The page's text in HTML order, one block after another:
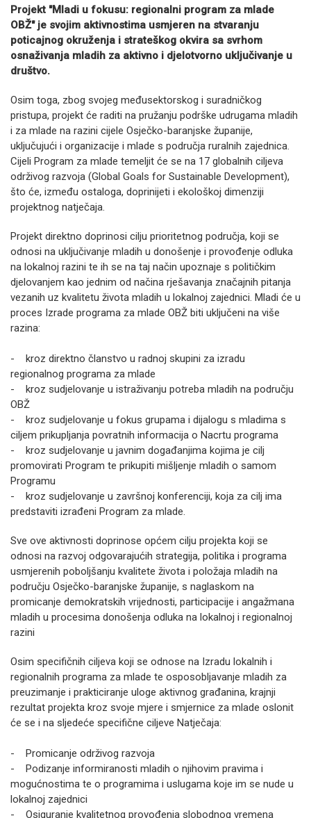
Projekt "Mladi u fokusu: regionalni program za mlade
OBŽ" je svojim aktivnostima usmjeren na stvaranju
poticajnog okruženja i strateškog okvira sa svrhom
osnaživanja mladih za aktivno i djelotvorno uključivanje u
društvo.
Osim toga, zbog svojeg međusektorskog i suradničkog
pristupa, projekt će raditi na pružanju podrške udrugama mladih
i za mlade na razini cijele Osječko-baranjske županije,
uključujući i organizacije i mlade s područja ruralnih zajednica.
Cijeli Program za mlade temeljit će se na 17 globalnih ciljeva
održivog razvoja (Global Goals for Sustainable Development),
što će, između ostaloga, doprinijeti i ekološkoj dimenziji
projektnog natječaja.
Projekt direktno doprinosi cilju prioritetnog područja, koji se
odnosi na uključivanje mladih u donošenje i provođenje odluka
na lokalnoj razini te ih se na taj način upoznaje s političkim
djelovanjem kao jednim od načina rješavanja značajnih pitanja
vezanih uz kvalitetu života mladih u lokalnoj zajednici. Mladi će u
proces Izrade programa za mlade OBŽ biti uključeni na više
razina:
- kroz direktno članstvo u radnoj skupini za izradu
regionalnog programa za mlade
- kroz sudjelovanje u istraživanju potreba mladih na području
OBŽ
- kroz sudjelovanje u fokus grupama i dijalogu s mladima s
ciljem prikupljanja povratnih informacija o Nacrtu programa
- kroz sudjelovanje u javnim događanjima kojima je cilj
promovirati Program te prikupiti mišljenje mladih o samom
Programu
- kroz sudjelovanje u završnoj konferenciji, koja za cilj ima
predstaviti izrađeni Program za mlade.
Sve ove aktivnosti doprinose općem cilju projekta koji se
odnosi na razvoj odgovarajućih strategija, politika i programa
usmjerenih poboljšanju kvalitete života i položaja mladih na
području Osječko-baranjske županije, s naglaskom na
promicanje demokratskih vrijednosti, participacije i angažmana
mladih u procesima donošenja odluka na lokalnoj i regionalnoj
razini
Osim specifičnih ciljeva koji se odnose na Izradu lokalnih i
regionalnih programa za mlade te osposobljavanje mladih za
preuzimanje i prakticiranje uloge aktivnog građanina, krajnji
rezultat projekta kroz svoje mjere i smjernice za mlade oslonit
će se i na sljedeće specifične ciljeve Natječaja:
- Promicanje održivog razvoja
- Podizanje informiranosti mladih o njihovim pravima i
mogućnostima te o programima i uslugama koje im se nude u
lokalnoj zajednici
- Osiguranje kvalitetnog provođenja slobodnog vremena